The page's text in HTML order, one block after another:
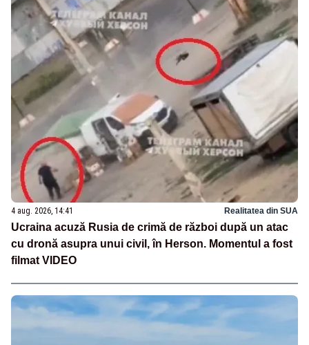
4 aug. 2026, 14:41 Realitatea din SUA
Ucraina acuză Rusia de crimă de război după un atac
cu dronă asupra unui civil, în Herson. Momentul a fost
filmat VIDEO